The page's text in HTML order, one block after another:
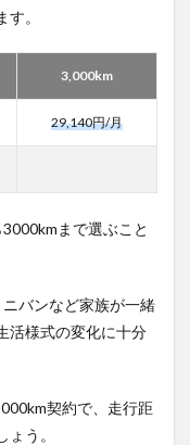
。
3,000km
29,140円/月
まで選ぶこと
バンなど家族が一緒
活様式の変化に十分
契約で、走行距
う。